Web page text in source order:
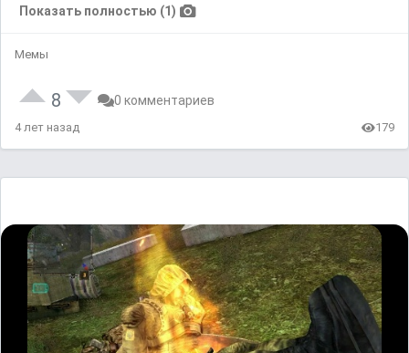
Показать полностью (1)
Мемы
8 0 комментариев
4 лет назад 179